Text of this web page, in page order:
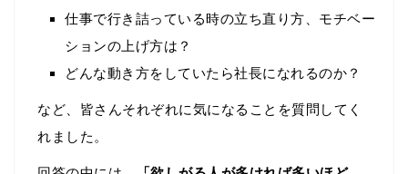
仕事で行き詰っている時の立ち直り方、モチベー
ションの上げ方は？
どんな動き方をしていたら社長になれるのか？
など、皆さんそれぞれに気になることを質問してく
れました。